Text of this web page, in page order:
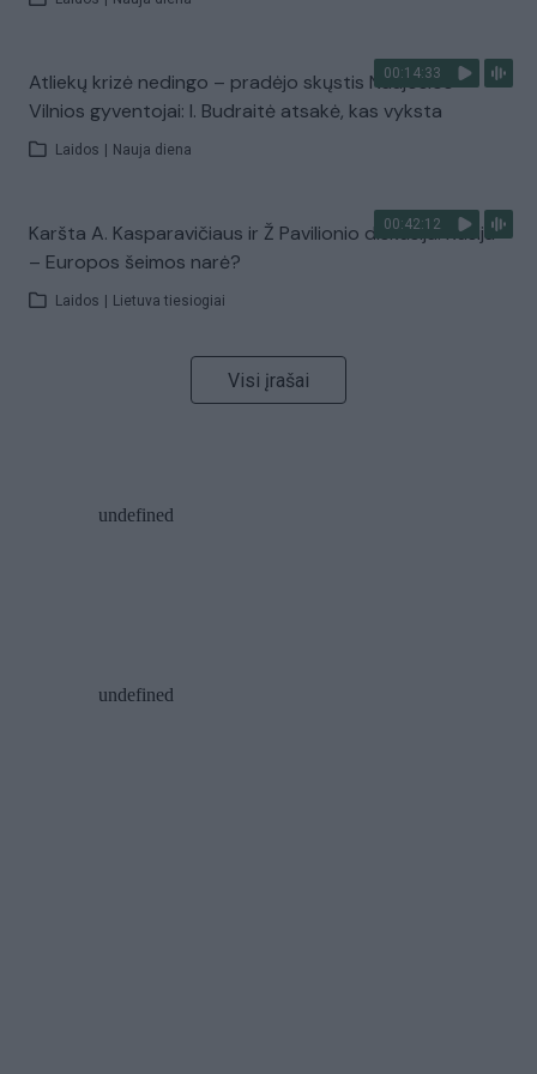
00:14:33
Atliekų krizė nedingo – pradėjo skųstis Naujosios
Vilnios gyventojai: I. Budraitė atsakė, kas vyksta
Laidos Nauja diena
00:42:12
Karšta A. Kasparavičiaus ir Ž Pavilionio diskusija: Rusija
– Europos šeimos narė?
Laidos Lietuva tiesiogiai
Visi įrašai